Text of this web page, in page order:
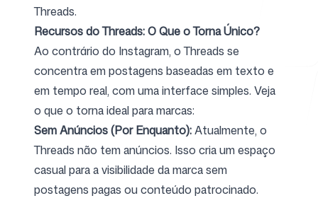
Central de ajuda
Ferramentas Gratuitas
FAQ
Threads.
Recursos do Threads: O Que o Torna Único?
Ao contrário do Instagram, o Threads se
concentra em postagens baseadas em texto e
em tempo real, com uma interface simples. Veja
o que o torna ideal para marcas:
Sem Anúncios (Por Enquanto):Atualmente, o
Threads não tem anúncios. Isso cria um espaço
casual para a visibilidade da marca sem
postagens pagas ou conteúdo patrocinado.